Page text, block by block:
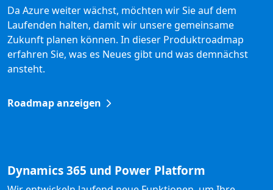
Da Azure weiter wächst, möchten wir Sie auf dem
Laufenden halten, damit wir unsere gemeinsame
Zukunft planen können. In dieser Produktroadmap
erfahren Sie, was es Neues gibt und was demnächst
ansteht.
Roadmap anzeigen
Dynamics 365 und Power Platform